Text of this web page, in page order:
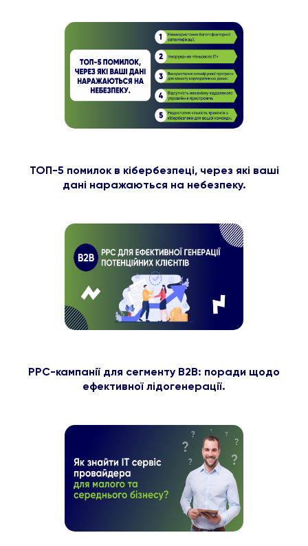
ТОП-5 помилок в кібербезпеці, через які ваші
дані наражаються на небезпеку.
PPC-кампанії для сегменту B2B: поради щодо
ефективної лідогенерації.